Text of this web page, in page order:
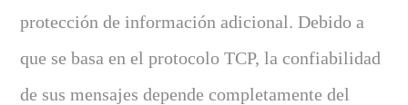
protección de información adicional. Debido a
que se basa en el protocolo TCP, la confiabilidad
de sus mensajes depende completamente del